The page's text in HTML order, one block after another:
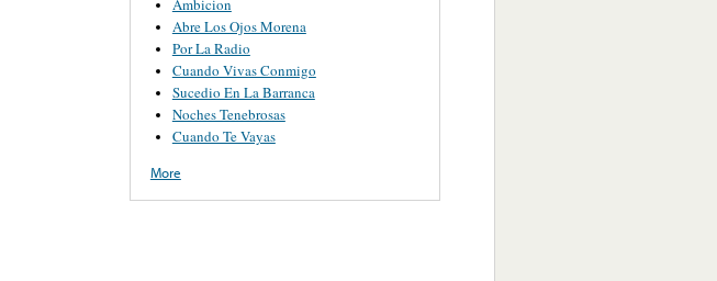
Ambicion
Abre Los Ojos Morena
Por La Radio
Cuando Vivas Conmigo
Sucedio En La Barranca
Noches Tenebrosas
Cuando Te Vayas
More